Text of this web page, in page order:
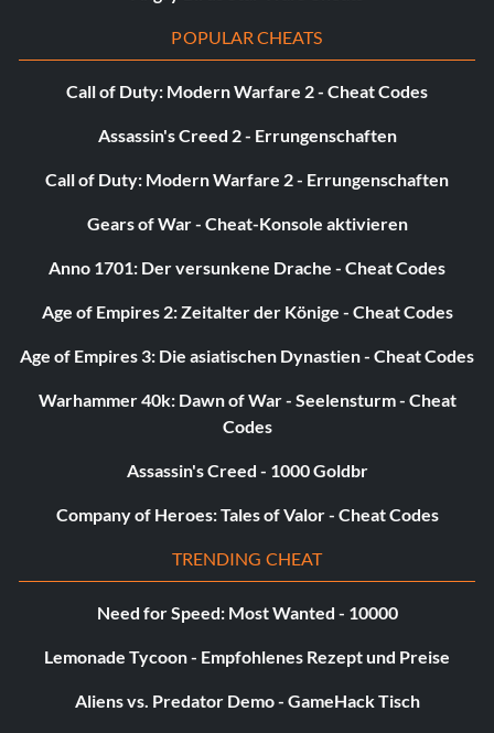
POPULAR CHEATS
Call of Duty: Modern Warfare 2 - Cheat Codes
Assassin's Creed 2 - Errungenschaften
Call of Duty: Modern Warfare 2 - Errungenschaften
Gears of War - Cheat-Konsole aktivieren
Anno 1701: Der versunkene Drache - Cheat Codes
Age of Empires 2: Zeitalter der Könige - Cheat Codes
Age of Empires 3: Die asiatischen Dynastien - Cheat Codes
Warhammer 40k: Dawn of War - Seelensturm - Cheat
Codes
Assassin's Creed - 1000 Goldbr
Company of Heroes: Tales of Valor - Cheat Codes
TRENDING CHEAT
Need for Speed: Most Wanted - 10000
Lemonade Tycoon - Empfohlenes Rezept und Preise
Aliens vs. Predator Demo - GameHack Tisch